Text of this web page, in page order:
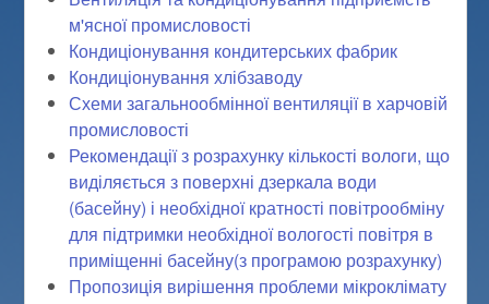
м'ясної промисловості
Кондиціонування кондитерських фабрик
Кондиціонування хлібзаводу
Схеми загальнообмінної вентиляції в харчовій
промисловості
Рекомендації з розрахунку кількості вологи, що
виділяється з поверхні дзеркала води
(басейну) і необхідної кратності повітрообміну
для підтримки необхідної вологості повітря в
приміщенні басейну(з програмою розрахунку)
Пропозиція вирішення проблеми мікроклімату